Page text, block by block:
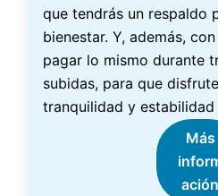
que tendrás un respaldo
bienestar. Y, además,
pagar lo mismo durante
subidas, para que
tranquilidad y estabilidad
Más
ación